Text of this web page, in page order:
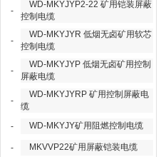
-
WD-MKYJYP2-22 矿用铠装屏蔽
控制电缆
-
WD-MKYJYR 低烟无卤矿用软芯
控制电缆
-
WD-MKYJYP 低烟无卤矿用控制
屏蔽电缆
-
WD-MKYJYRP 矿用控制屏蔽电
缆
-
WD-MKYJY矿用阻燃控制电缆
- MKVVP22矿用屏蔽铠装电缆